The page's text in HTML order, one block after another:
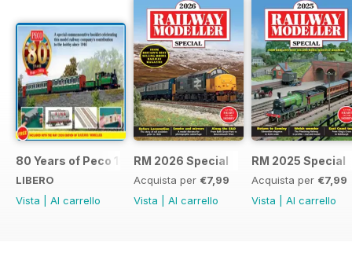
80 Years of Peco 1946 - 2026
LIBERO
Vista
Al carrello
RM 2026 Special
Acquista per €7,99
Vista
Al carrello
RM 2025 Special
Acquista per €7,99
Vista
Al carrello